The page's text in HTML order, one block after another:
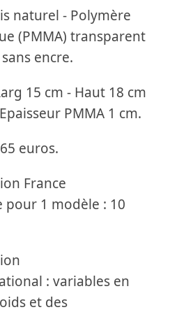
naturel - Polymère
(PMMA) transparent
encre.
15 cm - Haut 18 cm
PMMA 1 cm.
euros.
France
1 modèle : 10
: variables en
et des